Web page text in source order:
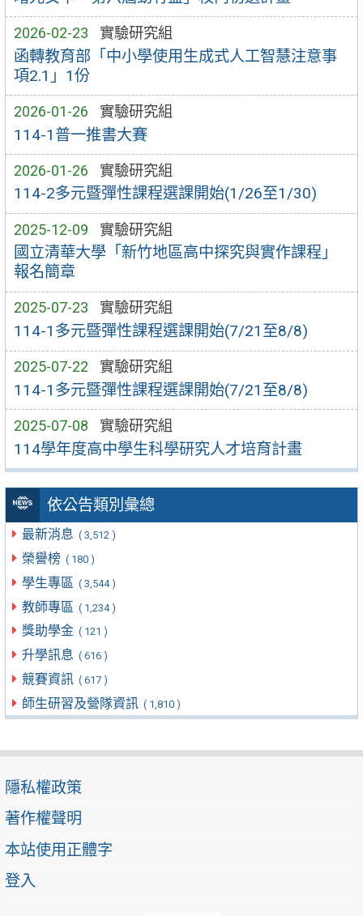
2026-02-23 實驗研究組
函轉教育部「中小學使用生成式人工智慧注意事
項2.1」1份
2026-01-26 實驗研究組
114-1普一推書大賽
2026-01-26 實驗研究組
114-2多元暨彈性課程選課開始(1/26至1/30)
2025-12-09 實驗研究組
國立清華大學「新竹地區高中探究與實作課程」
報名簡章
2025-07-23 實驗研究組
114-1多元暨彈性課程選課開始(7/21至8/8)
2025-07-22 實驗研究組
114-1多元暨彈性課程選課開始(7/21至8/8)
2025-07-08 實驗研究組
114學年度高中學生科學研究人才培育計畫
依公告類別彙總
最新消息 ( 3,512 )
榮譽榜 ( 180 )
學生專區 ( 3,544 )
教師專區 ( 1,234 )
獎助學金 ( 121 )
升學訊息 ( 616 )
競賽資訊 ( 617 )
師生研習及營隊資訊 ( 1,810 )
隱私權政策
著作權聲明
本站使用正體字
登入